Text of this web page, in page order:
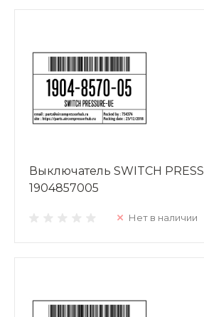
Выключатель SWITCH
1904857005
Нет в наличии